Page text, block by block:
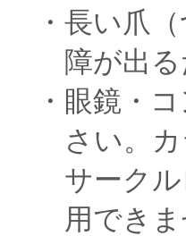
長い爪
障が出
眼鏡・
さい。
サーク
用できま